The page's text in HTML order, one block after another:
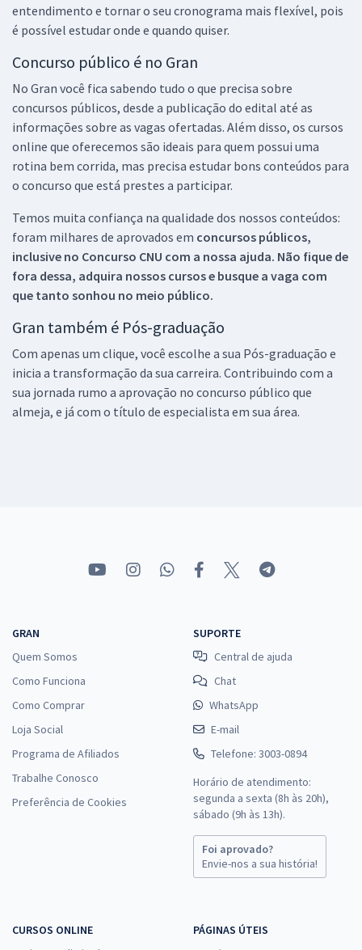
entendimento e tornar o seu cronograma mais flexível, pois
é possível estudar onde e quando quiser.
Concurso público é no Gran
No Gran você fica sabendo tudo o que precisa sobre
concursos públicos, desde a publicação do edital até as
informações sobre as vagas ofertadas. Além disso, os cursos
online que oferecemos são ideais para quem possui uma
rotina bem corrida, mas precisa estudar bons conteúdos para
o concurso que está prestes a participar.
Temos muita confiança na qualidade dos nossos conteúdos:
foram milhares de aprovados em concursos públicos,
inclusive no Concurso CNU com a nossa ajuda. Não fique de
fora dessa, adquira nossos cursos e busque a vaga com
que tanto sonhou no meio público.
Gran também é Pós-graduação
Com apenas um clique, você escolhe a sua Pós-graduação e
inicia a transformação da sua carreira. Contribuindo com a
sua jornada rumo a aprovação no concurso público que
almeja, e já com o título de especialista em sua área.
GRAN
Quem Somos
Como Funciona
Como Comprar
Loja Social
Programa de Afiliados
Trabalhe Conosco
Preferência de Cookies
SUPORTE
Central de ajuda
Chat
WhatsApp
E-mail
Telefone: 3003-0894
Horário de atendimento:
segunda a sexta (8h às 20h),
sábado (9h às 13h).
Foi aprovado?
Envie-nos a sua história!
CURSOS ONLINE
PÁGINAS ÚTEIS